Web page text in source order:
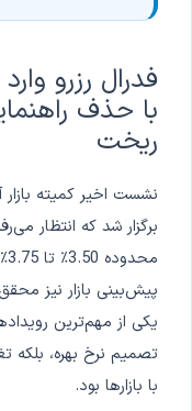
فدرال رزرو
با حذف
ریخت
نشست اخیر کمیته بازار
برگزار شد که انتظار
پیش‌بینی بازار نیز
یکی از مهم‌ترین
تصمیم نرخ بهره، بلکه
با بازارها بود.